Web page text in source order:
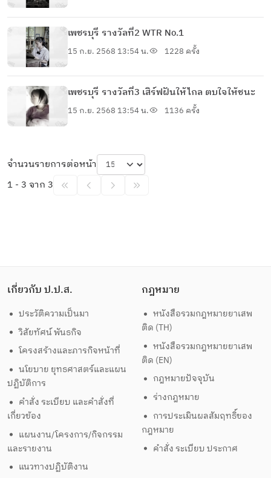
เพชรบุรี รางวัลที่2 WTR No.1
15 ก.ย. 2568 13:54 น. 1228 ครั้ง
เพชรบุรี รางวัลที่3 เสิร์ฟฝันให้ไกล ตบใจให้ชนะ
15 ก.ย. 2568 13:54 น. 1136 ครั้ง
จำนวนรายการต่อหน้า
1 - 3 จาก 3
เกี่ยวกับ ป.ป.ส.
ประวัติความเป็นมา
วิสัยทัศน์ พันธกิจ
โครงสร้างและภารกิจหน้าที่
นโยบาย ยุทธศาสตร์และแผน
ปฏิบัติการ
คำสั่ง ระเบียบ และคำสั่งที่
เกี่ยวข้อง
แผนงาน/โครงการ/กิจกรรม
และรายงาน
แนวทางปฏิบัติงาน
กฎหมาย
หนังสือรวมกฎหมายยาเสพ
ติด (TH)
หนังสือรวมกฎหมายยาเสพ
ติด (EN)
กฎหมายปัจจุบัน
ร่างกฎหมาย
การประเมินผลสัมฤทธิ์ของ
กฎหมาย
คำสั่ง ระเบียบ ประกาศ